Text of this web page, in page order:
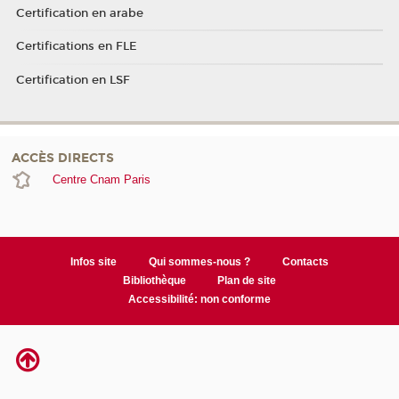
Certification en arabe
Certifications en FLE
Certification en LSF
ACCÈS DIRECTS
Centre Cnam Paris
Infos site Qui sommes-nous ?
Contacts
Bibliothèque
Plan de site
Accessibilité: non conforme